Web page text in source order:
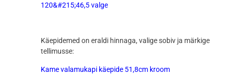
120&#215;46,5 valge
Käepidemed on eraldi hinnaga, valige sobiv ja märkige
tellimusse:
Kame valamukapi käepide 51,8cm kroom